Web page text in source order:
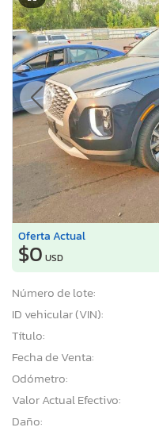
Oferta Actual
$0 USD
Número de lote:
ID vehicular (VIN):
Título:
Fecha de Venta:
Odómetro:
Valor Actual Efectivo:
Daño: